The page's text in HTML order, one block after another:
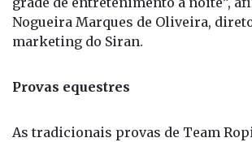
Provas equestres
As tradicionais provas de Team
as melhores genéticas do País na
busca de um lugar no pódio.